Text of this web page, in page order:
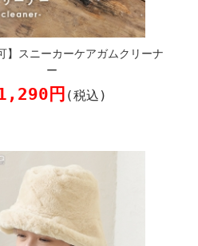
】スニーカーケアガムクリーナ
ー
円 (税込)